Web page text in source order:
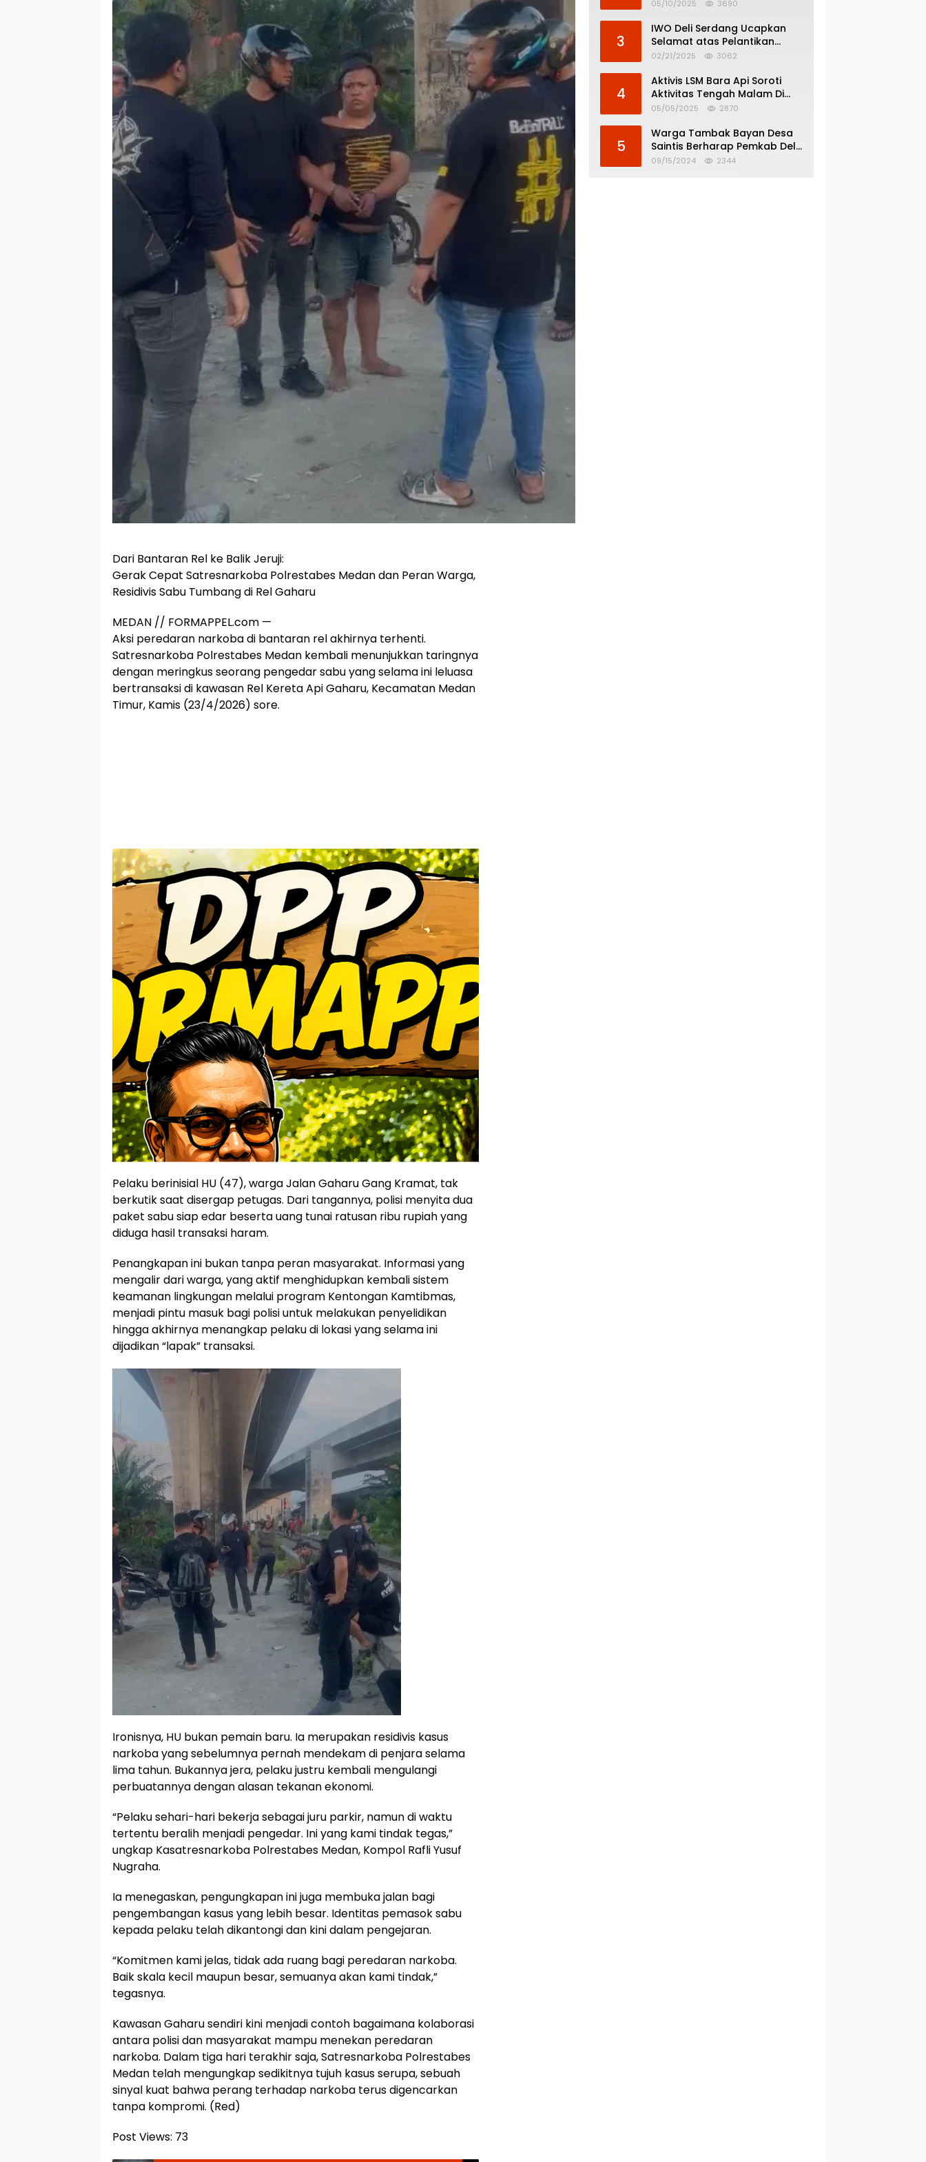
Dari Bantaran Rel ke Balik Jeruji:
Gerak Cepat Satresnarkoba Polrestabes Medan dan Peran Warga,
Residivis Sabu Tumbang di Rel Gaharu
MEDAN // FORMAPPEL.com —
Aksi peredaran narkoba di bantaran rel akhirnya terhenti.
Satresnarkoba Polrestabes Medan kembali menunjukkan taringnya
dengan meringkus seorang pengedar sabu yang selama ini leluasa
bertransaksi di kawasan Rel Kereta Api Gaharu, Kecamatan Medan
Timur, Kamis (23/4/2026) sore.
Pelaku berinisial HU (47), warga Jalan Gaharu Gang Kramat, tak
berkutik saat disergap petugas. Dari tangannya, polisi menyita dua
paket sabu siap edar beserta uang tunai ratusan ribu rupiah yang
diduga hasil transaksi haram.
Penangkapan ini bukan tanpa peran masyarakat. Informasi yang
mengalir dari warga, yang aktif menghidupkan kembali sistem
keamanan lingkungan melalui program Kentongan Kamtibmas,
menjadi pintu masuk bagi polisi untuk melakukan penyelidikan
hingga akhirnya menangkap pelaku di lokasi yang selama ini
dijadikan “lapak” transaksi.
Ironisnya, HU bukan pemain baru. Ia merupakan residivis kasus
narkoba yang sebelumnya pernah mendekam di penjara selama
lima tahun. Bukannya jera, pelaku justru kembali mengulangi
perbuatannya dengan alasan tekanan ekonomi.
“Pelaku sehari-hari bekerja sebagai juru parkir, namun di waktu
tertentu beralih menjadi pengedar. Ini yang kami tindak tegas,”
ungkap Kasatresnarkoba Polrestabes Medan, Kompol Rafli Yusuf
Nugraha.
Ia menegaskan, pengungkapan ini juga membuka jalan bagi
pengembangan kasus yang lebih besar. Identitas pemasok sabu
kepada pelaku telah dikantongi dan kini dalam pengejaran.
“Komitmen kami jelas, tidak ada ruang bagi peredaran narkoba.
Baik skala kecil maupun besar, semuanya akan kami tindak,”
tegasnya.
Kawasan Gaharu sendiri kini menjadi contoh bagaimana kolaborasi
antara polisi dan masyarakat mampu menekan peredaran
narkoba. Dalam tiga hari terakhir saja, Satresnarkoba Polrestabes
Medan telah mengungkap sedikitnya tujuh kasus serupa, sebuah
sinyal kuat bahwa perang terhadap narkoba terus digencarkan
tanpa kompromi. (Red)
Post Views: 73
05/10/2025 3690
3
IWO Deli Serdang Ucapkan
Selamat atas Pelantikan
Bupati dan Wakil Bupati Deli
02/21/2025 3062
4
Aktivis LSM Bara Api Soroti
Aktivitas Tengah Malam Di
SPBU 14.213.228 Bandar Tinggi
05/05/2025 2870
5
Warga Tambak Bayan Desa
Saintis Berharap Pemkab Deli
Serdang Atasi Banjir
09/15/2024 2344